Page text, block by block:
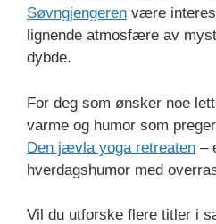
Søvngjengeren være
lignende atmosfære av
dybde.
For deg som ønsker noe
varme og humor som
Den jævla yoga retreaten –
hverdagshumor med
Vil du utforske flere titler i